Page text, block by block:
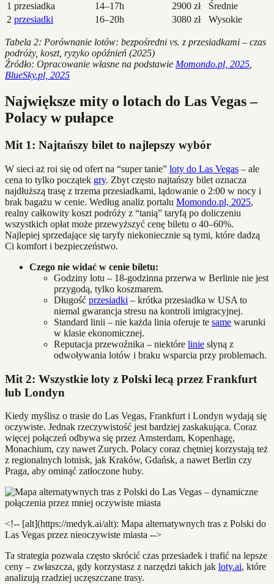
1 przesiadka
14–17h 2900 zł
Średnie
2 przesiadki 16–20h 3080 zł Wysokie
Tabela 2: Porównanie lotów: bezpośredni vs. z przesiadkami – czas
podróży, koszt, ryzyko opóźnień (2025)
Źródło: Opracowanie własne na podstawie Momondo.pl, 2025
BlueSky.pl, 2025
Największe mity o lotach do Las Vegas –
Polacy w pułapce
Mit 1: Najtańszy bilet to najlepszy wybór
W sieci aż roi się od ofert na “super tanie” loty do Las Vegas – ale
cena to tylko początek gry. Zbyt często najtańszy bilet oznacza
najdłuższą trasę z trzema przesiadkami, lądowanie o 2:00 w nocy i
brak bagażu w cenie. Według analiz portalu Momondo.pl, 2025,
realny całkowity koszt podróży z “tanią” taryfą po doliczeniu
wszystkich opłat może przewyższyć cenę biletu o 40–60%.
Najlepiej sprzedające się taryfy niekoniecznie są tymi, które dadzą
Ci komfort i bezpieczeństwo.
Czego nie widać w cenie biletu:
Godziny lotu – 18-godzinna przerwa w Berlinie nie jest
przygodą, tylko koszmarem.
Długość przesiadki – krótka przesiadka w USA to
niemal gwarancja stresu na kontroli imigracyjnej.
Standard linii – nie każda linia oferuje te same warunki
w klasie ekonomicznej.
Reputacja przewoźnika – niektóre linie słyną z
odwoływania lotów i braku wsparcia przy problemach.
Mit 2: Wszystkie loty z Polski lecą przez Frankfurt
lub Londyn
Kiedy myślisz o trasie do Las Vegas, Frankfurt i Londyn wydają się
oczywiste. Jednak rzeczywistość jest bardziej zaskakująca. Coraz
więcej połączeń odbywa się przez Amsterdam, Kopenhagę,
Monachium, czy nawet Zurych. Polacy coraz chętniej korzystają też
z regionalnych lotnisk, jak Kraków, Gdańsk, a nawet Berlin czy
Praga, aby ominąć zatłoczone huby.
<!-- [alt](https://medyk.ai/alt): Mapa alternatywnych tras z Polski do
Las Vegas przez nieoczywiste miasta -->
Ta strategia pozwala często skrócić czas przesiadek i trafić na lepsze
ceny – zwłaszcza, gdy korzystasz z narzędzi takich jak loty.ai, które
analizują rzadziej uczęszczane trasy.